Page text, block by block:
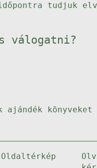
időpontra
válogatni?
ajándék
Oldaltérkép